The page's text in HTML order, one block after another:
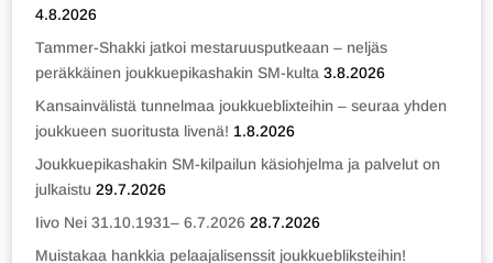
4.8.2026
Tammer-Shakki jatkoi mestaruusputkeaan – neljäs
peräkkäinen joukkuepikashakin SM-kulta 3.8.2026
Kansainvälistä tunnelmaa joukkueblixteihin – seuraa yhden
joukkueen suoritusta livenä! 1.8.2026
Joukkuepikashakin SM-kilpailun käsiohjelma ja palvelut on
julkaistu 29.7.2026
Iivo Nei 31.10.1931– 6.7.2026 28.7.2026
Muistakaa hankkia pelaajalisenssit joukkuebliksteihin!